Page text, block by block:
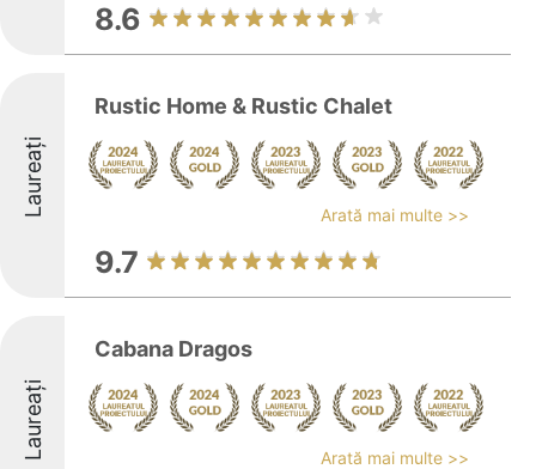
8.6
Laureați
Rustic Home & Rustic Chalet
Arată mai multe >>
9.7
Laureați
Cabana Dragos
Arată mai multe >>